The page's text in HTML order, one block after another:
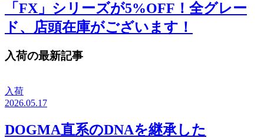
「FX」シリーズが5%OFF！全グレー
ド、店頭在庫がございます！
入荷の最新記事
入荷
2026.05.17
DOGMA直系のDNAを継承した